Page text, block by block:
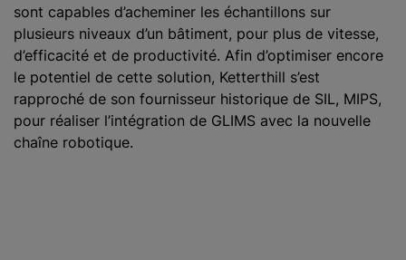
sont capables d’acheminer les échantillons sur
plusieurs niveaux d’un bâtiment, pour plus de vitesse,
d’efficacité et de productivité. Afin d’optimiser encore
le potentiel de cette solution, Ketterthill s’est
rapproché de son fournisseur historique de SIL, MIPS,
pour réaliser l’intégration de GLIMS avec la nouvelle
chaîne robotique.